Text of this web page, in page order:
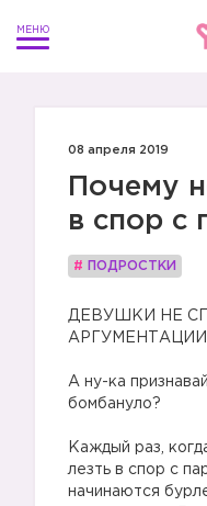
08 апреля 2019
Почему
в спор с
# ПОДРОСТКИ
ДЕВУШКИ НЕ
АРГУМЕНТАЦИИ
А ну-ка
бомбануло?
Каждый раз,
лезть в спор с
начинаются